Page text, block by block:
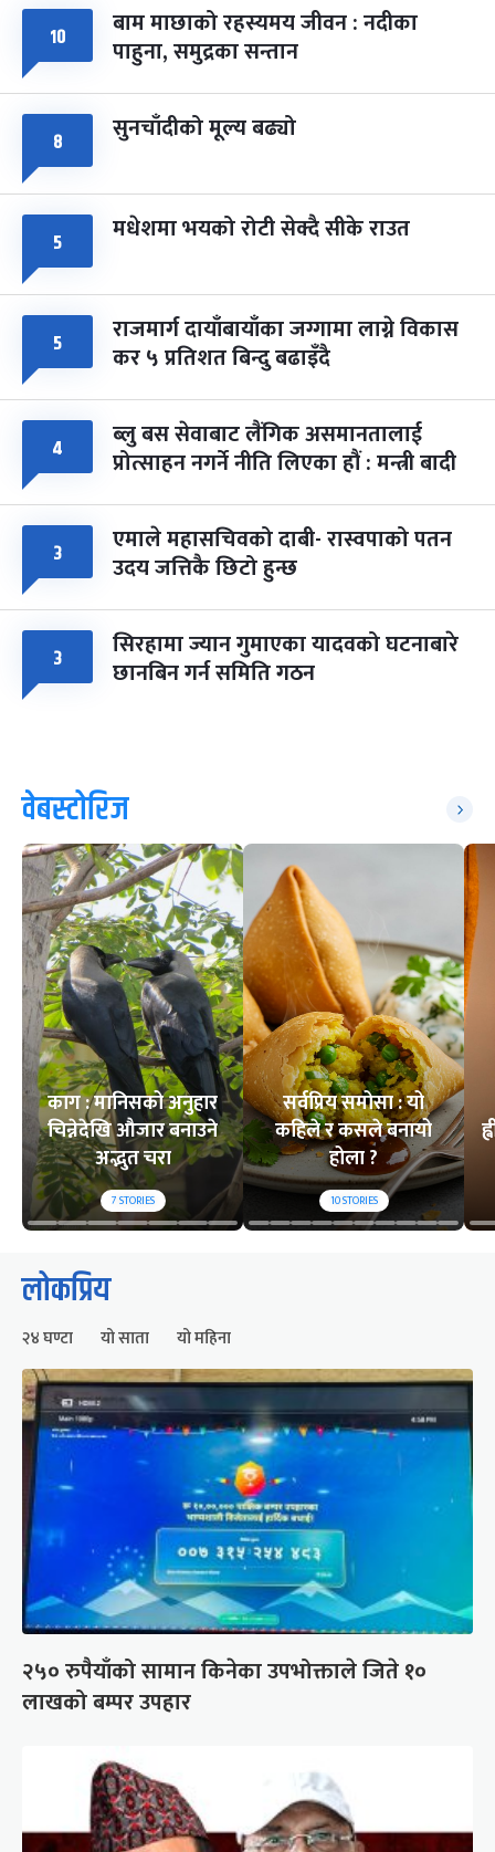
८ फागुपूर्णिमा
चैत्र ८, २०८३-Mar 22, 2027
७ महिना बाँकी
१० बाम माछाको रहस्यमय जीवन : नदीका
पाहुना, समुद्रका सन्तान
८ सुनचाँदीको मूल्य बढ्यो
५ मधेशमा भयको रोटी सेक्दै सीके राउत
५ राजमार्ग दायाँबायाँका जग्गामा लाग्ने विकास
कर ५ प्रतिशत बिन्दु बढाइँदै
४ ब्लु बस सेवाबाट लैंगिक असमानतालाई
प्रोत्साहन नगर्ने नीति लिएका हौं : मन्त्री बादी
३ एमाले महासचिवको दाबी- रास्वपाको पतन
उदय जत्तिकै छिटो हुन्छ
३ सिरहामा ज्यान गुमाएका यादवको घटनाबारे
छानबिन गर्न समिति गठन
वेबस्टोरिज
काग : मानिसको अनुहार
चिन्नेदेखि औजार बनाउने
अद्भुत चरा
7STORIES
सर्वप्रिय समोसा : यो
कहिले र कसले बनायो
होला ?
10STORIES
लोकप्रिय
२४ घण्टा यो साता यो महिना
२५० रुपैयाँको सामान किनेका उपभोक्ताले जिते १०
लाखको बम्पर उपहार